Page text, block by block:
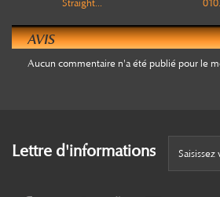
Straight...
AVIS
Aucun commentaire n'a été publié pour le
Lettre d'informations